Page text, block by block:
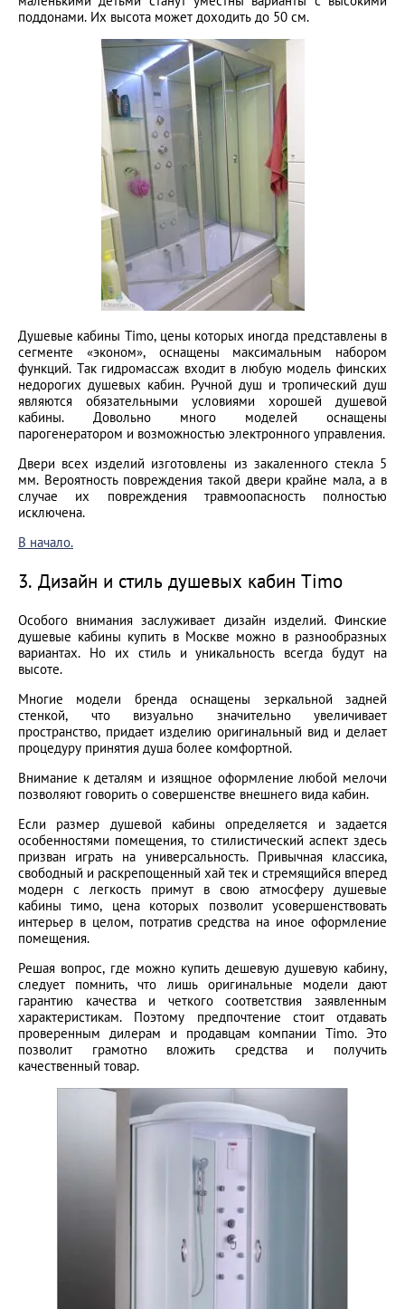
поддонами. Их высота может доходить до 50 см.
Душевые кабины Timo, цены которых иногда представлены в
сегменте «эконом», оснащены максимальным набором
функций. Так гидромассаж входит в любую модель финских
недорогих душевых кабин. Ручной душ и тропический душ
являются обязательными условиями хорошей душевой
кабины. Довольно много моделей оснащены
парогенератором и возможностью электронного управления.
Двери всех изделий изготовлены из закаленного стекла 5
мм. Вероятность повреждения такой двери крайне мала, а в
случае их повреждения травмоопасность полностью
исключена.
В начало.
3. Дизайн и стиль душевых кабин Timo
Особого внимания заслуживает дизайн изделий. Финские
душевые кабины купить в Москве можно в разнообразных
вариантах. Но их стиль и уникальность всегда будут на
высоте.
Многие модели бренда оснащены зеркальной задней
стенкой, что визуально значительно увеличивает
пространство, придает изделию оригинальный вид и делает
процедуру принятия душа более комфортной.
Внимание к деталям и изящное оформление любой мелочи
позволяют говорить о совершенстве внешнего вида кабин.
Если размер душевой кабины определяется и задается
особенностями помещения, то стилистический аспект здесь
призван играть на универсальность. Привычная классика,
свободный и раскрепощенный хай тек и стремящийся вперед
модерн с легкость примут в свою атмосферу душевые
кабины тимо, цена которых позволит усовершенствовать
интерьер в целом, потратив средства на иное оформление
помещения.
Решая вопрос, где можно купить дешевую душевую кабину,
следует помнить, что лишь оригинальные модели дают
гарантию качества и четкого соответствия заявленным
характеристикам. Поэтому предпочтение стоит отдавать
проверенным дилерам и продавцам компании Timo. Это
позволит грамотно вложить средства и получить
качественный товар.